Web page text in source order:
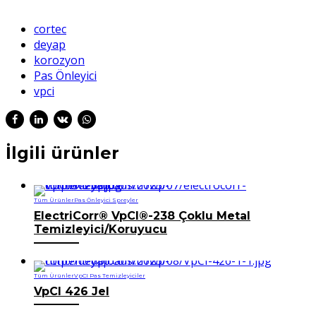
cortec
deyap
korozyon
Pas Önleyici
vpci
İlgili ürünler
Tüm ÜrünlerPas Önleyici Spreyler
ElectriCorr® VpCI®-238 Çoklu Metal
Temizleyici/Koruyucu
Tüm ÜrünlerVpCI Pas Temizleyiciler
VpCI 426 Jel